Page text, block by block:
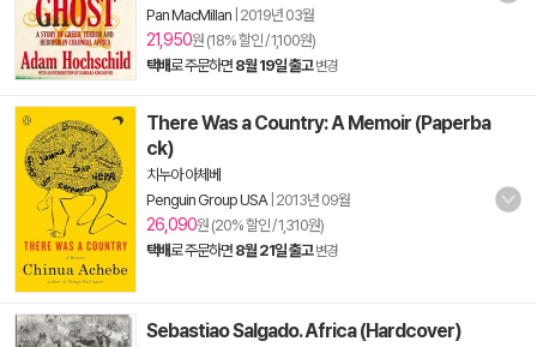
Pan MacMillan 2019년 03월
21,950원 (18% 할인 / 1,100원)
택배로 주문하면 8월 19일 출고 변경
There Was a Country: A Memoir (Paperba
ck)
치누아 아체베
Penguin Group USA| 2013년 09월
26,090원 (20% 할인 / 1,310원)
택배로 주문하면 8월 21일 출고 변경
Sebastiao Salgado. Africa (Hardcover)